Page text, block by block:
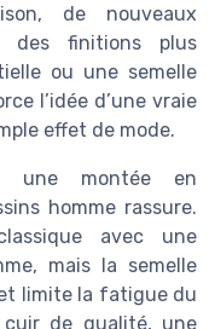
de nouveaux
des finitions plus
ou une semelle
l’idée d’une vraie
effet de mode.
une montée en
homme rassure.
avec une
mais la semelle
limite la fatigue du
de qualité, une